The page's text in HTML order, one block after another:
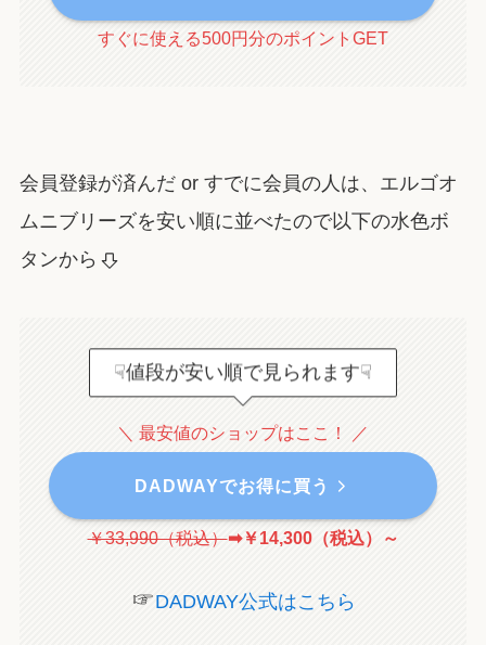
すぐに使える500円分のポイントGET
会員登録が済んだ or すでに会員の人は、エルゴオ
ムニブリーズを安い順に並べたので以下の水色ボ
タンから
☟値段が安い順で見られます☟
＼ 最安値のショップはここ！ ／
DADWAYでお得に買う
￥33,990（税込）➡￥14,300（税込） ～
☞DADWAY公式はこちら